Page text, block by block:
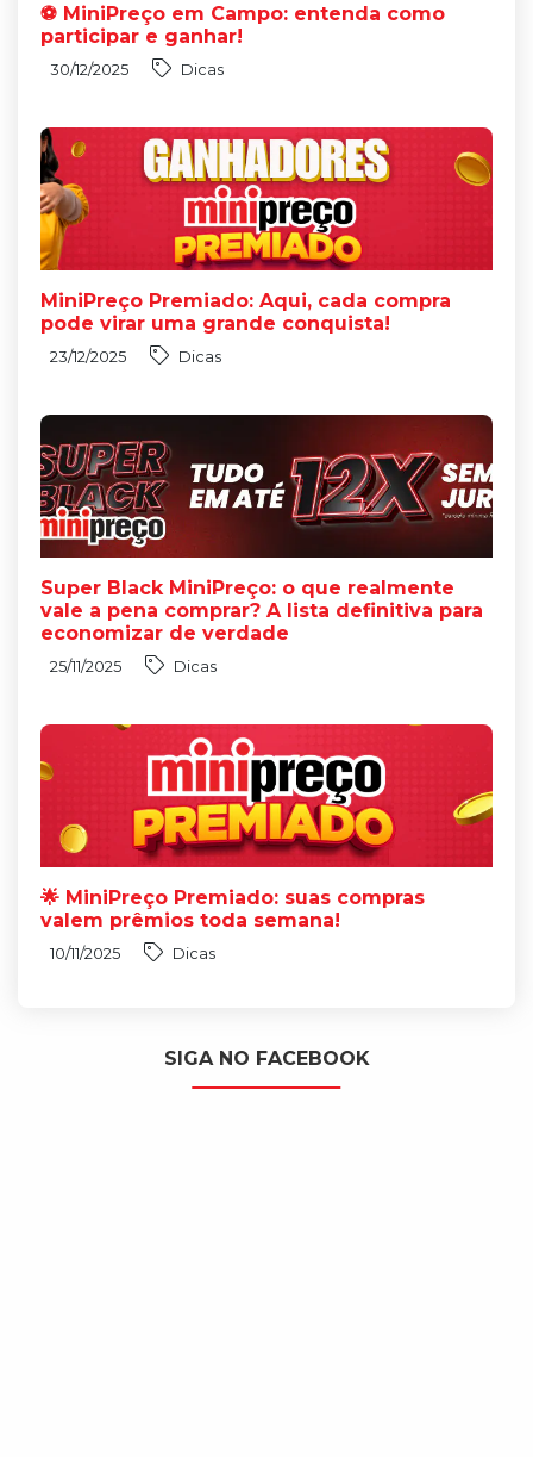
⚽ MiniPreço em Campo: entenda como
participar e ganhar!
30/12/2025 Dicas
MiniPreço Premiado: Aqui, cada compra
pode virar uma grande conquista!
23/12/2025 Dicas
Super Black MiniPreço: o que realmente
vale a pena comprar? A lista definitiva para
economizar de verdade
25/11/2025 Dicas
🌟 MiniPreço Premiado: suas compras
valem prêmios toda semana!
10/11/2025 Dicas
SIGA NO FACEBOOK